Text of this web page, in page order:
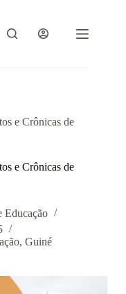
e Crônicas de
e Crônicas de
Educação
, Guiné